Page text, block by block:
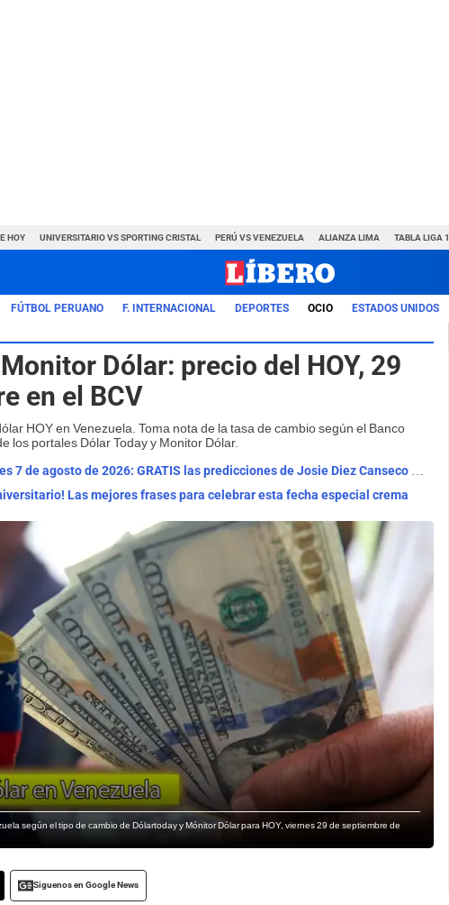
HOY UNIVERSITARIO VS SPORTING CRISTAL PERÚ VS VENEZUELA ALIANZA LIMA TABLA LIGA 1
FÚTBOL PERUANO F. INTERNACIONAL DEPORTES OCIO ESTADOS UNIDOS
Dólar: precio del HOY, 29
en el BCV
HOY en Venezuela. Toma nota de la tasa de cambio según el Banco
los portales Dólar Today y Monitor Dólar.
Horóscopo de HOY, viernes 7 de agosto de 2026: GRATIS las predicciones de Josie Diez Canseco para tu signo
Las mejores frases para celebrar esta fecha especial crema
según el tipo de cambio de Dólartoday y Mónitor Dólar para HOY, viernes 29 de septiembre de
Siguenos en Google News